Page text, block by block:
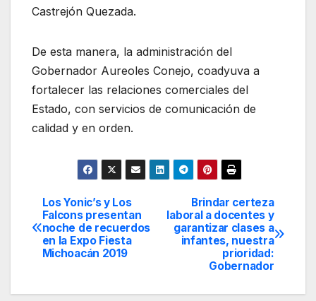
Castrejón Quezada.
De esta manera, la administración del
Gobernador Aureoles Conejo, coadyuva a
fortalecer las relaciones comerciales del
Estado, con servicios de comunicación de
calidad y en orden.
Navegación
de
Brindar certeza
laboral a docentes y
garantizar clases a
infantes, nuestra
prioridad:
Gobernador
Los Yonic’s y Los
Falcons presentan
noche de recuerdos
en la Expo Fiesta
Michoacán 2019